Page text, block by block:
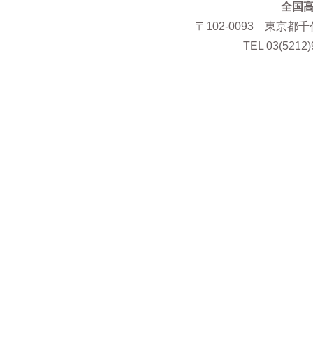
全国
〒102-0093 東京都千
TEL